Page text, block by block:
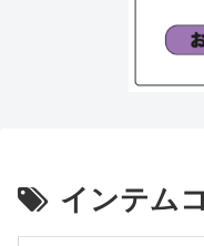
インテム